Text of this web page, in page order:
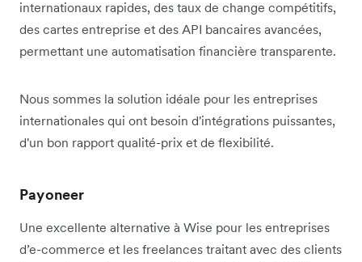
internationaux rapides, des taux de change compétitifs,
des cartes entreprise et des API bancaires avancées,
permettant une automatisation financière transparente.
Nous sommes la solution idéale pour les entreprises
internationales qui ont besoin d'intégrations puissantes,
d'un bon rapport qualité-prix et de flexibilité.
Payoneer
Une excellente alternative à Wise pour les entreprises
d’e-commerce et les freelances traitant avec des clients